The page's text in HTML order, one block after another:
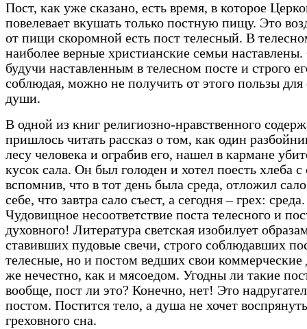
Пост, как уже сказано, есть время, в которое
повелевает вкушать только постную пищу. Это
от пищи скоромной есть пост телесный. В
наиболее верные христианские семьи
будучи наставленным в телесном посте и строго
соблюдая, можно не получить от этого пользы для
души.
В одной из книг религиозно-нравственного
пришлось читать рассказ о том, как один
лесу человека и ограбив его, нашел в кармане
кусок сала. Он был голоден и хотел поесть хлеба
вспомнив, что в тот день была среда, отложил
себе, что завтра сало съест, а сегодня – грех: среда.
Чудовищное несоответствие поста телесного и
духовного! Литература светская изобилует
ставивших пудовые свечи, строго соблюдавших
телесные, но и постом ведших свои коммерческие
же нечестно, как и мясоедом. Угодны ли такие
вообще, пост ли это? Конечно, нет! Это
постом. Постится тело, а душа не хочет
греховного сна.